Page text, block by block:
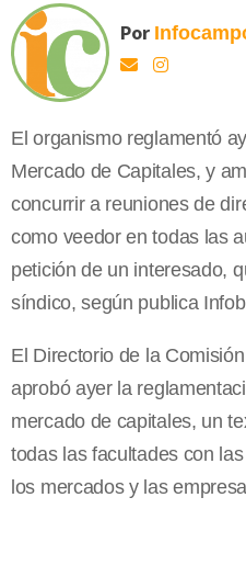
Por
El organismo reglamentó
Mercado de Capitales, y
concurrir a reuniones de
como veedor en todas las
petición de un interesado,
síndico, según publica
El Directorio de la
aprobó ayer la
mercado de capitales, un
todas las facultades con
los mercados y las